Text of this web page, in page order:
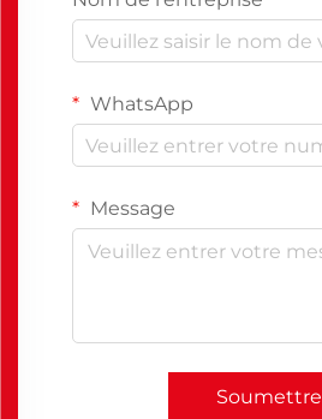
WhatsApp
Message
Soumettre